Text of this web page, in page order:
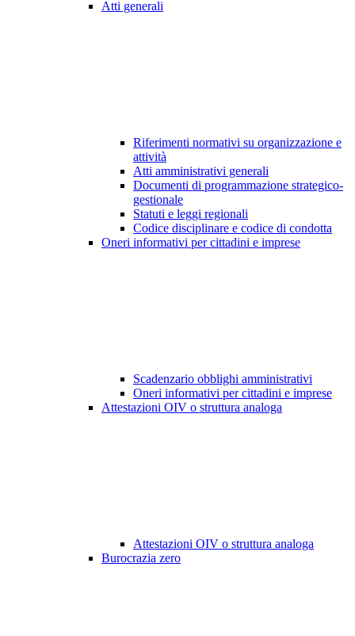
Atti generali
Riferimenti normativi su organizzazione e
attività
Atti amministrativi generali
Documenti di programmazione strategico-
gestionale
Statuti e leggi regionali
Codice disciplinare e codice di condotta
Oneri informativi per cittadini e imprese
Scadenzario obblighi amministrativi
Oneri informativi per cittadini e imprese
Attestazioni OIV o struttura analoga
Attestazioni OIV o struttura analoga
Burocrazia zero